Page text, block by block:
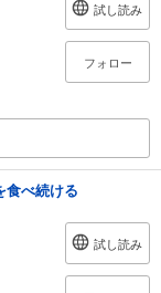
試し読み
フォロー
食べ続ける
試し読み